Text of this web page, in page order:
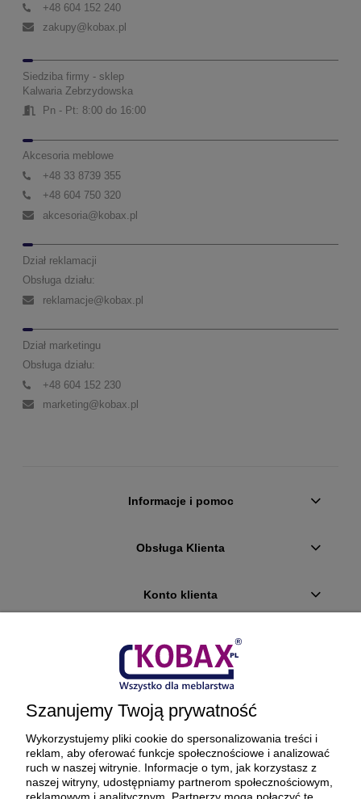
+48 604 152 240
zakupy@kobax.pl
Siedziba firmy - sklep
Kalwaria Zebrzydowska
Pn - Pt: 8:00 do 16:00
Akcesoria meblowe
+48 33 8739 355
+48 604 750 320
akcesoria@kobax.pl
Dział reklamacji
Obsługa działu:
reklamacje@kobax.pl
Dział marketingu
Obsługa działu:
+48 604 152 230
marketing@kobax.pl
Informacje i pomoc
Obsługa Klienta
Konto klienta
Płatności i dostawa
Ciekawostki
O firmie
BEZPIECZNE PŁATNOŚCI ORAZ DOSTAWA
Szanujemy Twoją prywatność
Wykorzystujemy pliki cookie do spersonalizowania treści i
reklam, aby oferować funkcje społecznościowe i analizować
ruch w naszej witrynie. Informacje o tym, jak korzystasz z
naszej witryny, udostępniamy partnerom społecznościowym,